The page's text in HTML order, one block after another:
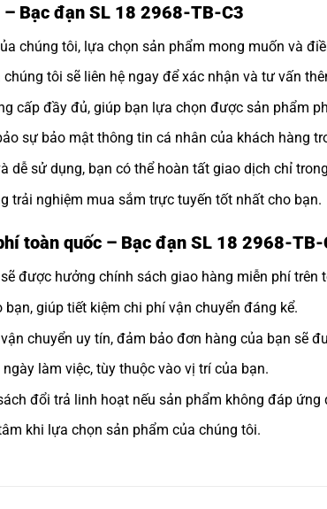
Bạc đạn SL 18 2968-TB-C3
chúng tôi, lựa chọn sản phẩm mong muốn và
tôi sẽ liên hệ ngay để xác nhận và tư vấn
cấp đầy đủ, giúp bạn lựa chọn được sản phẩm
sự bảo mật thông tin cá nhân của khách hàng
dễ sử dụng, bạn có thể hoàn tất giao dịch chỉ
trải nghiệm mua sắm trực tuyến tốt nhất cho bạn.
toàn quốc – Bạc đạn SL 18 2968-TB-
được hưởng chính sách giao hàng miễn phí trên
giúp tiết kiệm chi phí vận chuyển đáng kể.
chuyển uy tín, đảm bảo đơn hàng của bạn sẽ
làm việc, tùy thuộc vào vị trí của bạn.
đổi trả linh hoạt nếu sản phẩm không đáp ứng
khi lựa chọn sản phẩm của chúng tôi.